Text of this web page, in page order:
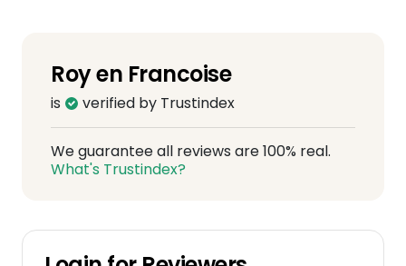
Roy en Francoise
is verified by Trustindex
We guarantee all reviews are 100% real.
What's Trustindex?